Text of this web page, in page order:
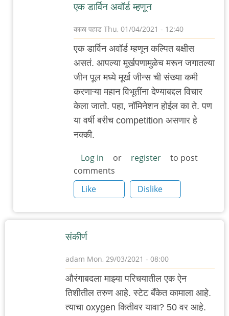
एक डार्विन अवॉर्ड म्हणून
काळा पहाड Thu, 01/04/2021 - 12:40
In
reply
to
औरंगाबाद
:
आणि
काही
दिवस
by
adam
एक डार्विन अवॉर्ड म्हणून कल्पित बक्षीस
असतं. आपल्या मूर्खपणामुळेच मरून जगातल्या
जीन पूल मध्ये मूर्ख जीन्स ची संख्या कमी
करणाऱ्या महान विभूतींना देण्याबद्दल विचार
केला जातो. पहा, नॉमिनेशन होईल का ते. पण
या वर्षी बरीच competition असणार हे
नक्की.
Log in or register
to post
comments
Like
Dislike
संकीर्ण
adam Mon, 29/03/2021 - 08:00
औरंगाबदला माझ्या परिचयातील एक ऐन
तिशीतील तरुण आहे. स्टेट बँकेत कामाला आहे.
त्याचा oxygen कितीवर यावा? 50 वर आहे.